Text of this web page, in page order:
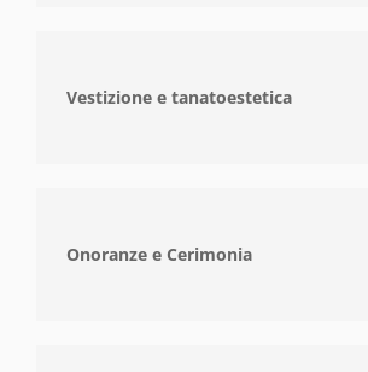
Vestizione e tanatoestetica
Onoranze e Cerimonia